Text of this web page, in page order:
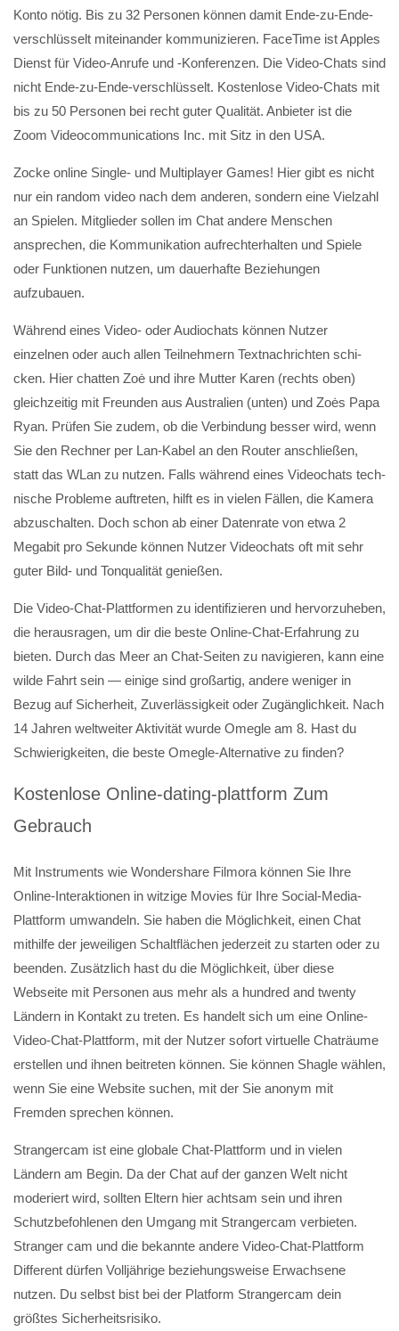
Konto nötig. Bis zu 32 Personen können damit Ende-zu-Ende-
verschlüsselt miteinander kommunizieren. FaceTime ist Apples
Dienst für Video-Anrufe und -Konferenzen. Die Video-Chats sind
nicht Ende-zu-Ende-verschlüsselt. Kostenlose Video-Chats mit
bis zu 50 Personen bei recht guter Qualität. Anbieter ist die
Zoom Videocommunications Inc. mit Sitz in den USA.
Zocke online Single- und Multiplayer Games! Hier gibt es nicht
nur ein random video nach dem anderen, sondern eine Vielzahl
an Spielen. Mitglieder sollen im Chat andere Menschen
ansprechen, die Kommunikation aufrechterhalten und Spiele
oder Funktionen nutzen, um dauerhafte Beziehungen
aufzubauen.
Während eines Video- oder Audiochats können Nutzer
einzelnen oder auch allen Teilnehmern Text­nach­richten schi­
cken. Hier chatten Zoė und ihre Mutter Karen (rechts oben)
gleich­zeitig mit Freunden aus Australien (unten) und Zoės Papa
Ryan. Prüfen Sie zudem, ob die Verbindung besser wird, wenn
Sie den Rechner per Lan-Kabel an den Router anschließen,
statt das WLan zu nutzen. Falls während eines Video­chats tech­
nische Probleme auftreten, hilft es in vielen Fällen, die Kamera
abzu­schalten. Doch schon ab einer Daten­rate von etwa 2
Megabit pro Sekunde können Nutzer Video­chats oft mit sehr
guter Bild- und Tonqualität genießen.
Die Video-Chat-Plattformen zu identifizieren und hervorzuheben,
die herausragen, um dir die beste Online-Chat-Erfahrung zu
bieten. Durch das Meer an Chat-Seiten zu navigieren, kann eine
wilde Fahrt sein — einige sind großartig, andere weniger in
Bezug auf Sicherheit, Zuverlässigkeit oder Zugänglichkeit. Nach
14 Jahren weltweiter Aktivität wurde Omegle am 8. Hast du
Schwierigkeiten, die beste Omegle-Alternative zu finden?
Kostenlose Online-dating-plattform Zum
Gebrauch
Mit Instruments wie Wondershare Filmora können Sie Ihre
Online-Interaktionen in witzige Movies für Ihre Social-Media-
Plattform umwandeln. Sie haben die Möglichkeit, einen Chat
mithilfe der jeweiligen Schaltflächen jederzeit zu starten oder zu
beenden. Zusätzlich hast du die Möglichkeit, über diese
Webseite mit Personen aus mehr als a hundred and twenty
Ländern in Kontakt zu treten. Es handelt sich um eine Online-
Video-Chat-Plattform, mit der Nutzer sofort virtuelle Chaträume
erstellen und ihnen beitreten können. Sie können Shagle wählen,
wenn Sie eine Website suchen, mit der Sie anonym mit
Fremden sprechen können.
Strangercam ist eine globale Chat-Plattform und in vielen
Ländern am Begin. Da der Chat auf der ganzen Welt nicht
moderiert wird, sollten Eltern hier achtsam sein und ihren
Schutzbefohlenen den Umgang mit Strangercam verbieten.
Stranger cam und die bekannte andere Video-Chat-Plattform
Different dürfen Volljährige beziehungsweise Erwachsene
nutzen. Du selbst bist bei der Platform Strangercam dein
größtes Sicherheitsrisiko.